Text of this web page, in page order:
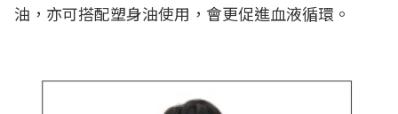
油，亦可搭配塑身油使用，會更促進血液循環。